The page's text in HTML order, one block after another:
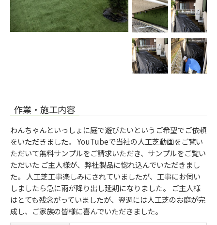
作業・施工内容
わんちゃんといっしょに庭で遊びたいというご希望でご依頼
をいただきました。 YouTubeで当社の人工芝動画をご覧い
ただいて無料サンプルをご請求いただき、サンプルをご覧い
ただいた ご主人様が、弊社製品に惚れ込んでいただきまし
た。 人工芝工事楽しみにされていましたが、工事にお伺い
しましたら急に雨が降り出し延期になりました。 ご主人様
はとても残念がっていましたが、翌週には人工芝のお庭が完
成し、ご家族の皆様に喜んでいただきました。